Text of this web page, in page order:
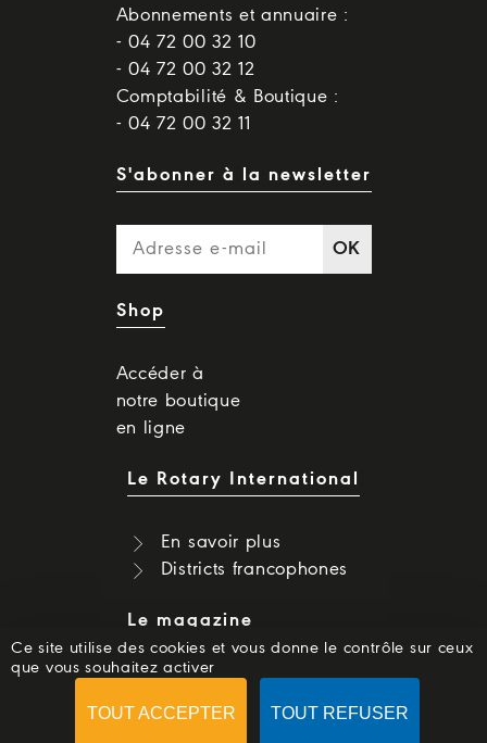
Abonnements et annuaire :
- 04 72 00 32 10
- 04 72 00 32 12
Comptabilité & Boutique :
- 04 72 00 32 11
S'abonner à la newsletter
OK
Shop
Accéder à
notre boutique
en ligne
Le Rotary International
En savoir plus
Districts francophones
Le magazine
Dernier numéro
Numéros précédents
Ce site utilise des cookies et vous donne le contrôle sur ceux
que vous souhaitez activer
TOUT ACCEPTER TOUT REFUSER